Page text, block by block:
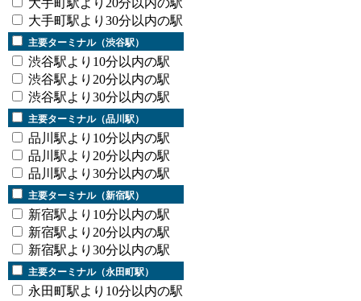
大手町駅より20分以内の駅
大手町駅より30分以内の駅
主要ターミナル（渋谷駅）
渋谷駅より10分以内の駅
渋谷駅より20分以内の駅
渋谷駅より30分以内の駅
主要ターミナル（品川駅）
品川駅より10分以内の駅
品川駅より20分以内の駅
品川駅より30分以内の駅
主要ターミナル（新宿駅）
新宿駅より10分以内の駅
新宿駅より20分以内の駅
新宿駅より30分以内の駅
主要ターミナル（永田町駅）
永田町駅より10分以内の駅